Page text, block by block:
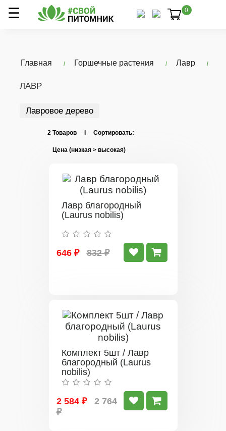
0
Главная Горшечные растения Лавр
ЛАВР
Лавровое дерево
2 Товаров I Сортировать:
Лавр благородный
(Laurus nobilis)
646 ₽ 832 ₽
Комплект 5шт / Лавр
благородный (Laurus
nobilis)
2 584 ₽
2 764
₽